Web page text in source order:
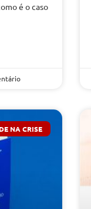
é o caso
NA CRISE